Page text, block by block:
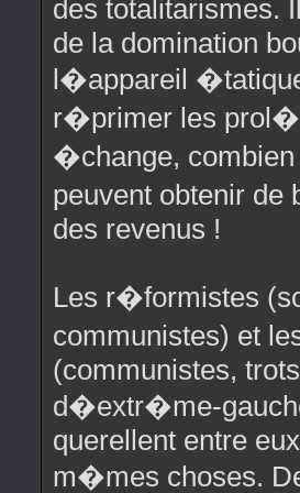
des totalitarismes.
de la domination
l�appareil
r�primer les
�change, combien
peuvent obtenir
des revenus !
Les r�formistes
communistes) et
(communistes,
d�extr�me-
querellent entre
m�mes choses.